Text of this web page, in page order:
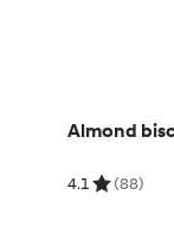
Almond
4.1 (88)